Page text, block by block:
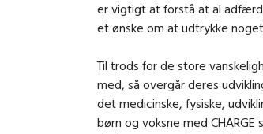
er vigtigt at forstå at al
et ønske om at udtrykke
Til trods for de store
med, så overgår deres
det medicinske, fysiske,
børn og voksne med